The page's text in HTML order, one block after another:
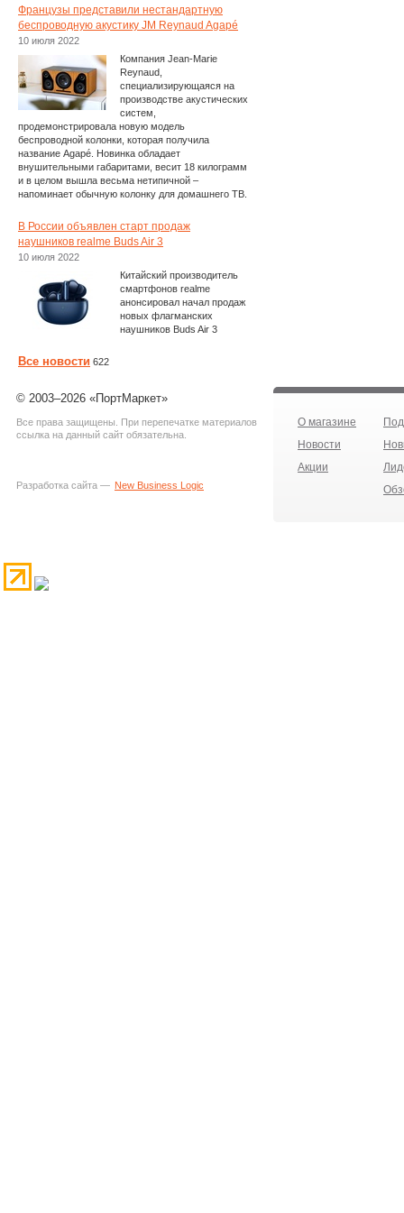
Французы представили нестандартную
беспроводную акустику JM Reynaud Agapé
10 июля 2022
Компания Jean-Marie
Reynaud,
специализирующаяся на
производстве акустических
систем,
продемонстрировала новую модель
беспроводной колонки, которая получила
название Agapé. Новинка обладает
внушительными габаритами, весит 18 килограмм
и в целом вышла весьма нетипичной –
напоминает обычную колонку для домашнего ТВ.
В России объявлен старт продаж
наушников realme Buds Air 3
10 июля 2022
Китайский производитель
смартфонов realme
анонсировал начал продаж
новых флагманских
наушников Buds Air 3
Все новости 622
© 2003–2026 «ПортМаркет»
Все права защищены. При перепечатке материалов
ссылка на данный сайт обязательна.
Разработка сайта — New Business Logic
О магазине
Новости
Акции